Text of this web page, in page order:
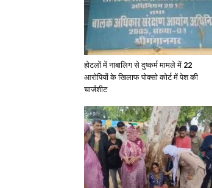
होटलों में नाबालिग से दुष्कर्म मामले में 22
आरोपियों के खिलाफ पोक्सो कोर्ट में पेश की
चार्जशीट